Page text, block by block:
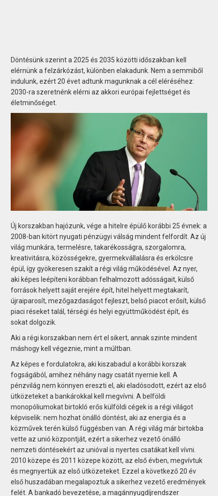
Döntésünk szerint a 2025 és 2035 közötti időszakban kell
elérnünk a felzárkózást, különben elakadunk. Nem a semmiből
indulunk, ezért 20 évet adtunk magunknak a cél eléréséhez:
2030-ra szeretnénk elérni az akkori európai fejlettséget és
életminőséget.
Új korszakban hajózunk, vége a hitelre épülő korábbi 25 évnek: a
2008-ban kitört nyugati pénzügyi válság mindent felfordít. Az új
világ munkára, termelésre, takarékosságra, szorgalomra,
kreativitásra, közösségekre, gyermekvállalásra és erkölcsre
épül, így gyökeresen szakít a régi világ működésével. Az nyer,
aki képes leépíteni korábban felhalmozott adósságait, külső
források helyett saját erejére épít, hitel helyett megtakarít,
újraiparosít, mezőgazdaságot fejleszt, belső piacot erősít, külső
piaci réseket talál, térségi és helyi együttműködést épít, és
sokat dolgozik.
Aki a régi korszakban nem ért el sikert, annak szinte mindent
máshogy kell végeznie, mint a múltban.
Az képes e fordulatokra, aki kiszabadul a korábbi korszak
fogságából, amihez néhány nagy csatát nyernie kell. A
pénzvilág nem könnyen ereszti el, aki eladósodott, ezért az első
ütközeteket a bankárokkal kell megvívni. A belföldi
monopóliumokat birtokló erős külföldi cégek is a régi világot
képviselik: nem hozhat önálló döntést, aki az energia és a
közművek terén külső függésben van. A régi világ már birtokba
vette az unió központját, ezért a sikerhez vezető önálló
nemzeti döntésekért az unióval is nyertes csatákat kell vívni.
2010 közepe és 2011 közepe között, az első évben, megvívtuk
és megnyertük az első ütközeteket. Ezzel a következő 20 év
első huszadában megalapoztuk a sikerhez vezető eredmények
felét. A bankadó bevezetése, a magánnyugdíjrendszer